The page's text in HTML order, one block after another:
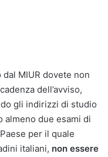
MIUR dovete non
dell’avviso,
gli indirizzi di studio
almeno due esami di
per il quale
italiani, non essere